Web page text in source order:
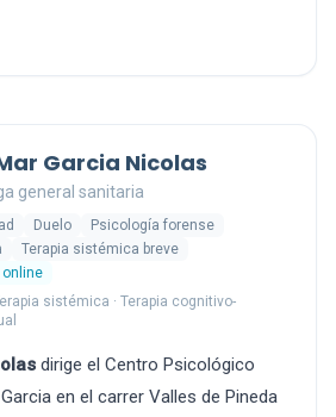
Garcia Nicolas
general sanitaria
Duelo
Psicología forense
Terapia sistémica breve
online
sistémica · Terapia cognitivo-
dirige el Centro Psicológico
en el carrer Valles de Pineda